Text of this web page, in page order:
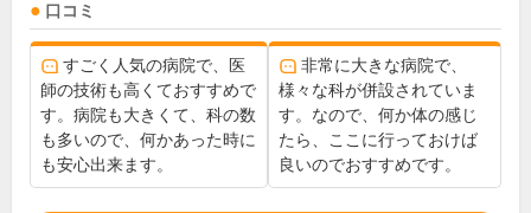
口コミ
すごく人気の病院で、医
師の技術も高くておすすめで
す。病院も大きくて、科の数
も多いので、何かあった時に
も安心出来ます。
非常に大きな病院で、
様々な科が併設されていま
す。なので、何か体の感じ
たら、ここに行っておけば
良いのでおすすめです。